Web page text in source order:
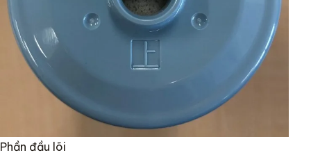
Phần đầu lõi